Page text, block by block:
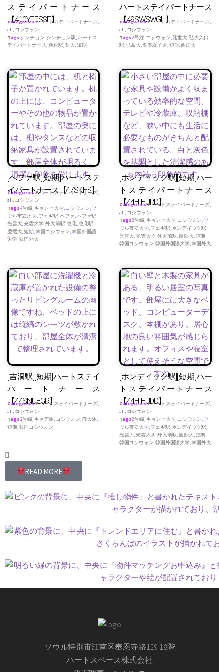
ステイパートナース
【410YEESSE】
Categories♥ ハートステイパートナーズ,
all, コシウォン
Tags シンチョン, シンチョン駅,ハートス
テイパートナース,新村駅,梨大,短期
ハートステイパートナース
【49SWSWGH】
Categories♥ ハートステイパートナーズ,
all, コシウォン
Tags2号線, コシウォン,延世大,弘大入口
駅,弘益大,梨花女子大,短期,西江大
[へファ駅][短期]ハートステ
イパートナース【47SKHS】
Categories♥ ハートステイパートナーズ,
all, コシウォン
Tags4号線, キョンヒ大学, コシウォン, ソ
ウル市立大学, フェギ駅,ヘファ,ヘファ駅,
光雲大,光雲大学,外大前駅,恵化,恵化駅,
慶熙大,短期,韓国コシウォン,韓国外国語
大学,韓国外大
4
[ホンデイック駅][短期]ハー
トステイパートナース
【44HIHURD】
Categories♥ ハートステイパートナーズ,
all, コシウォン
Tags2号線, キョンヒ大学, コシウォン, ソ
ウル市立大学, フェギ駅,ホンデイック駅,
光雲大,光雲大学,外大前駅, 慶熙大,短期,
韓国コシウォン,韓国外国語大学,韓国外大
[吉洞駅][短期]ハートステイ
パートナース
【44SNUEGR】
Categories♥ ハートステイパートナーズ,
all, コシウォン
Tags2号線, キョデ駅, コシウォン,教大駅,
短期,韓国コシウォン
[ホンデイック駅][短期]ハー
トステイパートナース
【44HIHUDD】
Categories♥ ハートステイパートナーズ,
all, コシウォン
Tags2号線, キョンヒ大学, コシウォン, ソ
ウル市立大学, フェギ駅,ホンデイック駅,
光雲大,光雲大学,外大前駅, 慶熙大,短期,
韓国コシウォン,韓国外国語大学,韓国外大
READ MORE
ソウル特別市江南区奉恩寺路129 18階
ハートスペース株式会社